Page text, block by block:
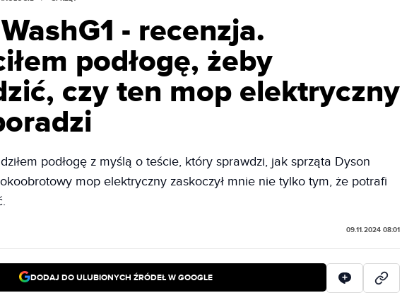
- recenzja.
podłogę, żeby
czy ten mop elektryczny
podłogę z myślą o teście, który sprawdzi, jak sprząta Dyson
mop elektryczny zaskoczył mnie nie tylko tym, że potrafi
09.11.2024 08:01
DODAJ DO ULUBIONYCH ŹRÓDEŁ W GOOGLE